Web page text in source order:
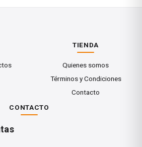
TIENDA
Quienes somos
Términos y Condiciones
Contacto
CONTACTO